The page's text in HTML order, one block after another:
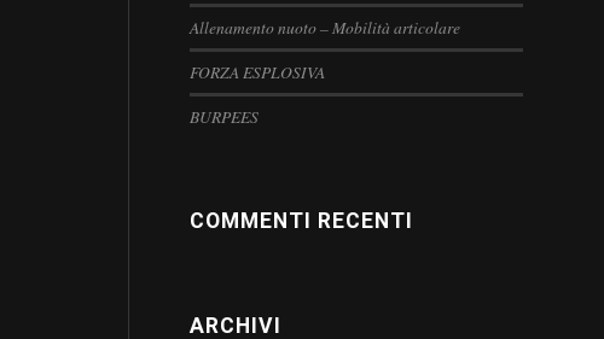
Allenamento nuoto – Mobilità articolare
FORZA ESPLOSIVA
BURPEES
COMMENTI RECENTI
ARCHIVI